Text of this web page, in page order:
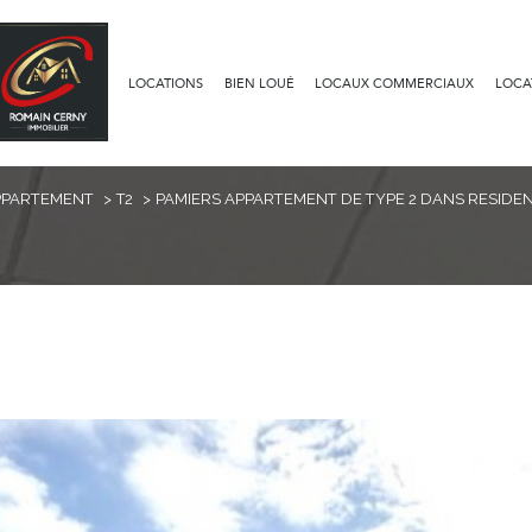
LOCATIONS BIEN LOUÉ LOCAUX COMMERCIAUX
Voir les1annonces
T2 PAMIERS APPARTEMENT DE TYPE 2 DANS